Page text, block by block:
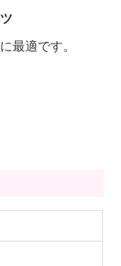
最適です。